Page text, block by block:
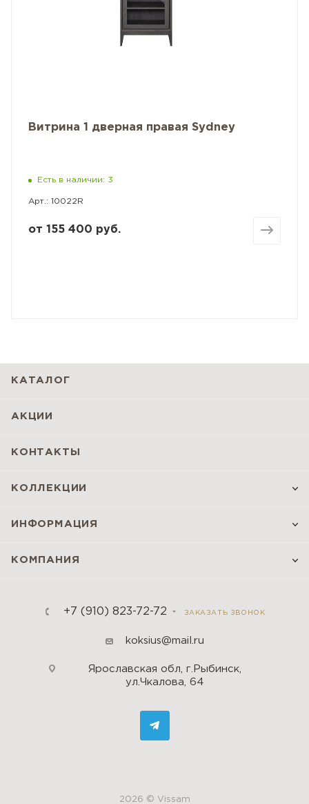
Витрина 1 дверная правая Sydney
Есть в наличии: 3
Арт.: 10022R
от 155 400 руб.
КАТАЛОГ
АКЦИИ
КОНТАКТЫ
КОЛЛЕКЦИИ
ИНФОРМАЦИЯ
КОМПАНИЯ
+7 (910) 823-72-72 ЗАКАЗАТЬ ЗВОНОК
koksius@mail.ru
Ярославская обл, г.Рыбинск,
ул.Чкалова, 64
2026 © Vissam